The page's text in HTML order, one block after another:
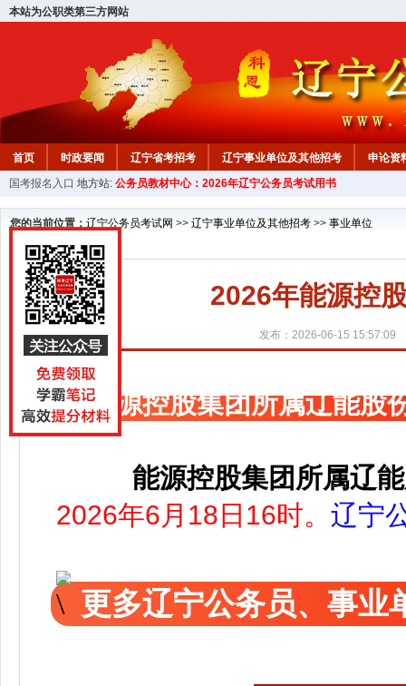
本站为公职类第三方网站
首页 时政要闻 辽宁省考招考 辽宁事业单位及其他招考 申论资
教材中心
国考报名入口 地方站: 公务员教材中心：2026年辽宁公务员考试用书
您的当前位置： 辽宁公务员考试网 >> 辽宁事业单位及其他招考 >> 事业单位
2026年能源控
发布：2026-06-15 15:57:09
能源控股集团所属辽能股
能源控股集团所属辽
2026年6月18日16时。 辽宁
更多辽宁公务员、事业